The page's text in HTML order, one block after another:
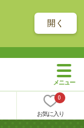
開く
0
お気に入り